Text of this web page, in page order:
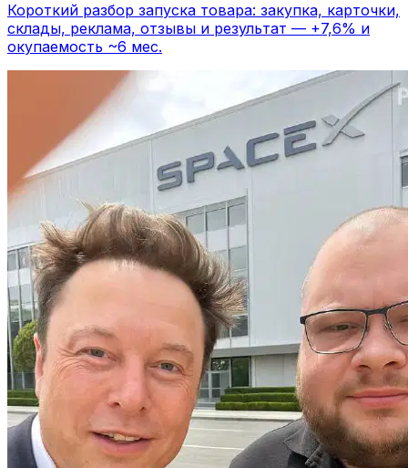
Короткий разбор запуска товара: закупка, карточки,
склады, реклама, отзывы и результат — +7,6% и
окупаемость ~6 мес.